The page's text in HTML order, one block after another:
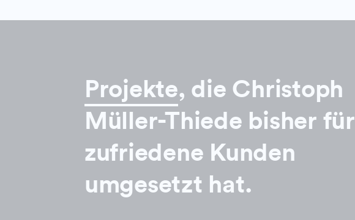
Projekte, die Christoph
Müller-Thiede bisher für
zufriedene Kunden
umgesetzt hat.